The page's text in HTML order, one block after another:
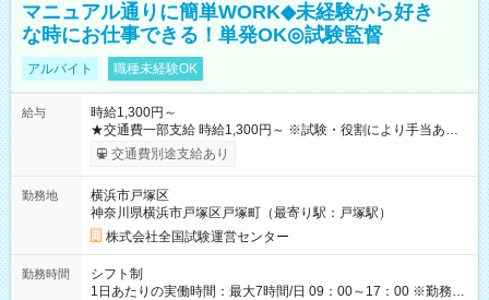
マニュアル通りに簡単WORK◆未経験から好き
な時にお仕事できる！単発OK◎試験監督
アルバイト 職種未経験OK
給与
時給1,300円～
★交通費一部支給 時給1,300円～ ※試験・役割により手当あり
※勤務回数により昇給あり 【即給（前払い）オプションあ
り！】 希望される場合、勤務から1週間ほどで給与の一部を受け
例】 ・河合塾模擬試験 8:30～17:30（休憩1時間） 時給1,300円
×8時間＝日収10,400円＋交通費 ※当日の役割により時給＋100
円の場合あり ・国家試験 7:00～13:30（休憩なし） 時給1,300
円（役割手当＋100円）×6時間＝日収8,400円＋交通費 【試用期
間】試用期間なし
交通費別途支給あり
勤務地
横浜市戸塚区
神奈川県横浜市戸塚区戸塚町（最寄り駅：戸塚駅）
株式会社全国試験運営センター
勤務時間
シフト制
1日あたりの実働時間：最大7時間/日 09：00～17：00 ※勤務時